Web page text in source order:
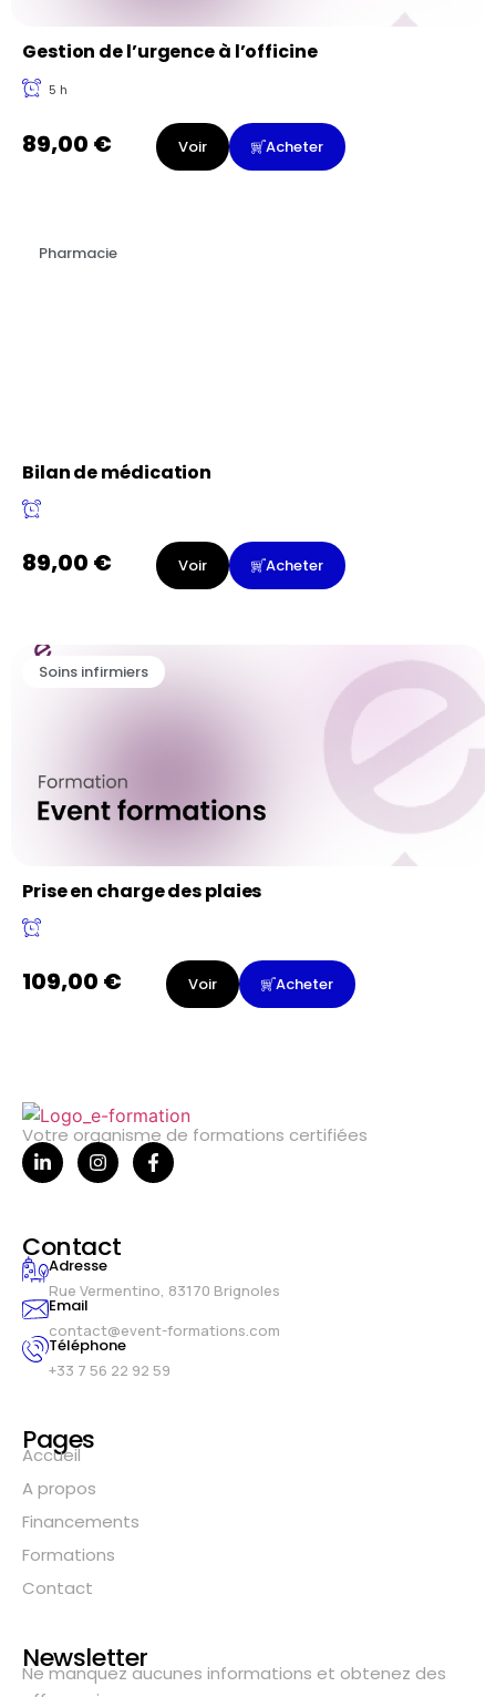
Gestion de l’urgence à l’officine
5 h
89,00 € Voir Acheter
Bilan de médication
Pharmacie
89,00 € Voir Acheter
Prise en charge des plaies
Soins infirmiers
109,00 € Voir Acheter
Votre organisme de formations certifiées
Contact
Adresse
Rue Vermentino, 83170 Brignoles
Email
contact@event-formations.com
Téléphone
+33 7 56 22 92 59
Pages
Accueil
A propos
Financements
Formations
Contact
Newsletter
Ne manquez aucunes informations et obtenez des